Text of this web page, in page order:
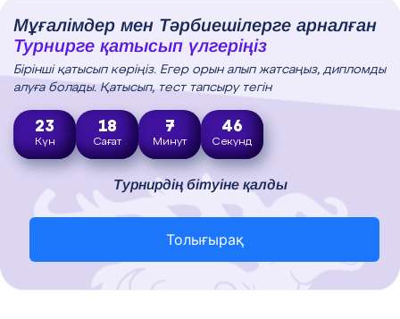
Мұғалімдер мен Тәрбиешілерге арналған
Турнирге қатысып үлгеріңіз
Бірінші қатысып көріңіз. Егер орын алып жатсаңыз, дипломды
алуға болады. Қатысып, тест тапсыру тегін
23
Күн
18
Сағат
7
Минут
45
Секунд
Турнирдің бітуіне қалды
Толығырақ